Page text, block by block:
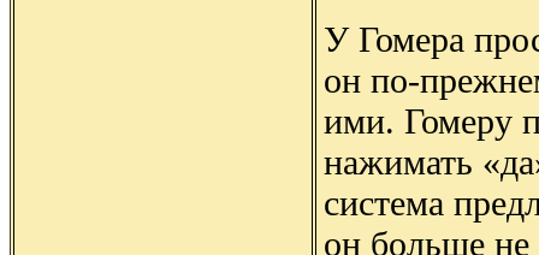
У Гомера
он по-
ими. Гомеру
нажимать
система
он больше не